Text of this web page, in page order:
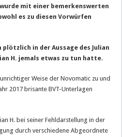
mit einer bemerkenswerten
es zu diesen Vorwürfen
plötzlich in der Aussage des Julian
H. jemals etwas zu tun hatte.
Weise der Novomatic zu und
2017 brisante BVT-Unterlagen
H. bei seiner Fehldarstellung in der
durch verschiedene Abgeordnete